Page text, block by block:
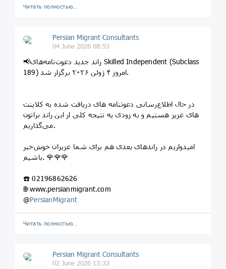
Читать полностью…
Persian Migrant Consultants
04 June 2026 08:53
📢راند جدید دعوت‌نامه‌های Skilled Independent (Subclass
189) امروز ۴ ژوئن ۲۰۲۶ برگزار شد.
در حال اطلاع‌رسانی دعوتنامه های دریافت شده به کلاینت
های عزیز هستیم و به زودی یه نتیجه کلی از این راند براتون
می‌گذاریم.
امیدواریم در راندهای بعدی هم برای شما عزیزان خوش‌خبر
باشيم. 🌹🌹🌹
☎️ 02196862626
🌐 www.persianmigrant.com
@PersianMigrant
Читать полностью…
Persian Migrant Consultants
02 June 2026 13:33